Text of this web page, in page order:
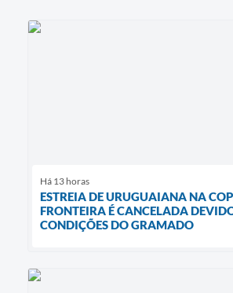
Há 13 horas
ESTREIA DE URUGUAIANA NA
FRONTEIRA É CANCELADA
CONDIÇÕES DO GRAMADO